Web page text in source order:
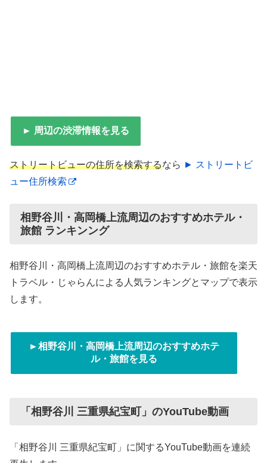
► 周辺の渋滞情報を見る
ストリートビューの住所を検索するなら ► ストリートビ
ュー住所検索
相野谷川・高岡橋上流周辺のおすすめホテル・
旅館 ランキンング
相野谷川・高岡橋上流周辺のおすすめホテル・旅館を楽天
トラベル・じゃらんによる人気ランキングとマップで表示
します。
►相野谷川・高岡橋上流周辺のおすすめホテ
ル・旅館を見る
「相野谷川 三重県紀宝町」のYouTube動画
「相野谷川 三重県紀宝町」に関するYouTube動画を連続